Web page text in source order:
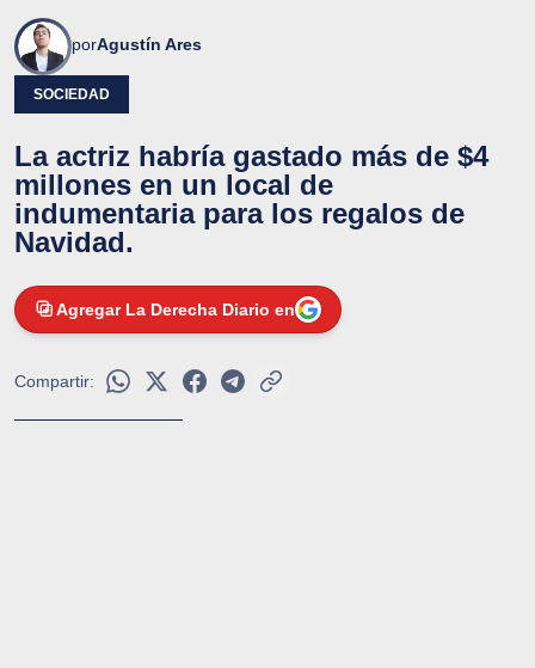
porAgustín Ares
SOCIEDAD
La actriz habría gastado más de $4
millones en un local de
indumentaria para los regalos de
Navidad.
Agregar La Derecha Diario en
Compartir: